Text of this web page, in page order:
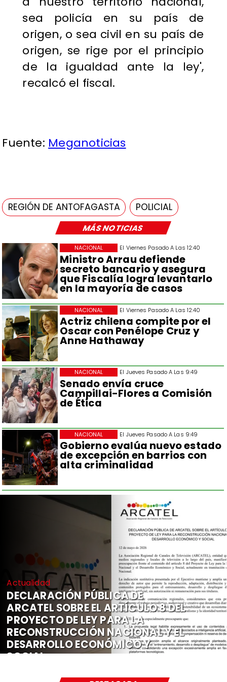
MÁS NOTICIAS
El Viernes Pasado A Las 12:40
Ministro Arrau defiende
secreto bancario y asegura
que Fiscalía logra levantarlo
en la mayoría de casos
NACIONAL
El Viernes Pasado A Las 12:40
Actriz chilena compite por el
Oscar con Penélope Cruz y
Anne Hathaway
NACIONAL
El Jueves Pasado A Las 9:49
Senado envía cruce
Campillai-Flores a Comisión
de Ética
NACIONAL
El Jueves Pasado A Las 9:49
Gobierno evalúa nuevo estado
de excepción en barrios con
alta criminalidad
NACIONAL
sea policía en su país de
origen, o sea civil en su país de
origen, se rige por el principio
de la igualdad ante la ley',
recalcó el fiscal.
Fuente: Meganoticias
REGIÓN DE ANTOFAGASTA POLICIAL
Actualidad
DECLARACIÓN PÚBLICA DE
ARCATEL SOBRE EL ARTÍCULO 8 DEL
PROYECTO DE LEY PARA LA
RECONSTRUCCIÓN NACIONAL Y EL
DESARROLLO ECONÓMICO Y
SOCIAL